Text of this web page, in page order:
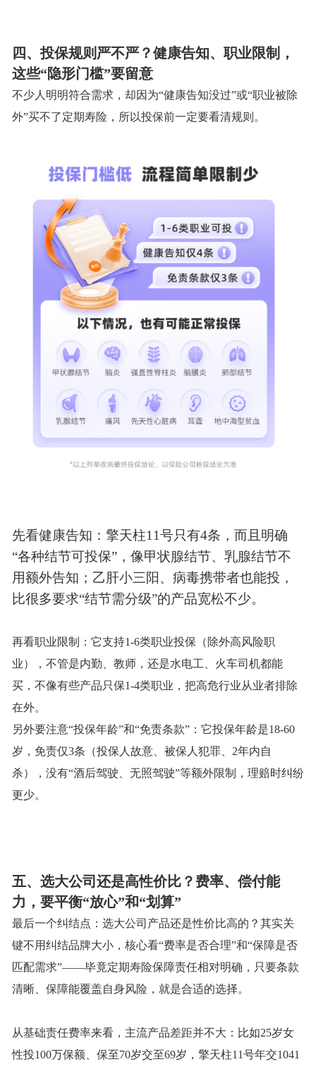
四、投保规则严不严？健康告知、职业限制，
这些“隐形门槛”要留意
不少人明明符合需求，却因为“健康告知没过”或“职业被除
外”买不了定期寿险，所以投保前一定要看清规则。
先看健康告知：擎天柱11号只有4条，而且明确
“各种结节可投保”，像甲状腺结节、乳腺结节不
用额外告知；乙肝小三阳、病毒携带者也能投，
比很多要求“结节需分级”的产品宽松不少。
再看职业限制：它支持1-6类职业投保（除外高风险职
业），不管是内勤、教师，还是水电工、火车司机都能
买，不像有些产品只保1-4类职业，把高危行业从业者排除
在外。
另外要注意“投保年龄”和“免责条款”：它投保年龄是18-60
岁，免责仅3条（投保人故意、被保人犯罪、2年内自
杀），没有“酒后驾驶、无照驾驶”等额外限制，理赔时纠纷
更少。
五、选大公司还是高性价比？费率、偿付能
力，要平衡“放心”和“划算”
最后一个纠结点：选大公司产品还是性价比高的？其实关
键不用纠结品牌大小，核心看“费率是否合理”和“保障是否
匹配需求”——毕竟定期寿险保障责任相对明确，只要条款
清晰、保障能覆盖自身风险，就是合适的选择。
从基础责任费率来看，主流产品差距并不大：比如25岁女
性投100万保额、保至70岁交至69岁，擎天柱11号年交1041